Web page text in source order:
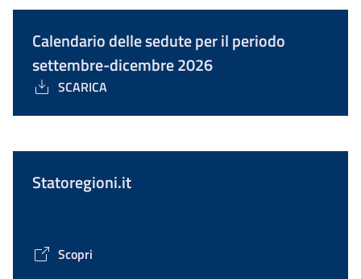
Calendario delle sedute per il periodo
settembre-dicembre 2026
SCARICA
Statoregioni.it
Scopri